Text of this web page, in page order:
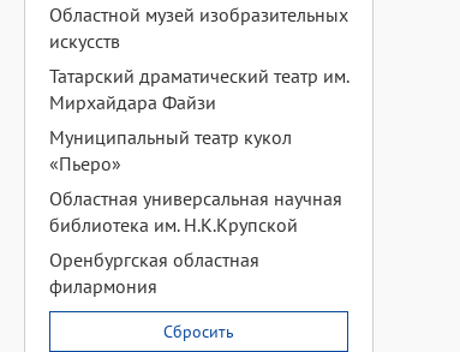
Областной музей изобразительных
искусств
Татарский драматический театр им.
Мирхайдара Файзи
Муниципальный театр кукол
«Пьеро»
Областная универсальная научная
библиотека им. Н.К.Крупской
Оренбургская областная
филармония
Сбросить